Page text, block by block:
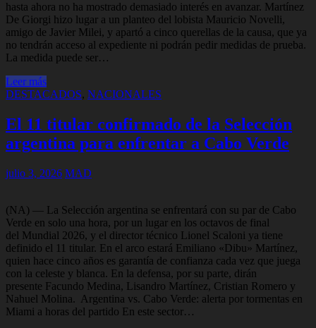
hasta ahora no ha mostrado demasiado interés en avanzar. Martínez
De Giorgi hizo lugar a un planteo del lobista Mauricio Novelli,
amigo de Javier Milei, y apartó a cinco querellas de la causa, que ya
no tendrán acceso al expediente ni podrán pedir medidas de prueba.
La medida puede ser…
Leer más
DESTACADOS, NACIONALES
El 11 titular confirmado de la Selección
argentina para enfrentar a Cabo Verde
julio 3, 2026 MAD
(NA) — La Selección argentina se enfrentará con su par de Cabo
Verde en solo una hora, por un lugar en los octavos de final
del Mundial 2026, y el director técnico Lionel Scaloni ya tiene
definido el 11 titular. En el arco estará Emiliano «Dibu» Martínez,
quien hace cinco años es garantía de confianza cada vez que juega
con la celeste y blanca. En la defensa, por su parte, dirán
presente Facundo Medina, Lisandro Martínez, Cristian Romero y
Nahuel Molina. Argentina vs. Cabo Verde: alerta por tormentas en
Miami a horas del partido En este sector…